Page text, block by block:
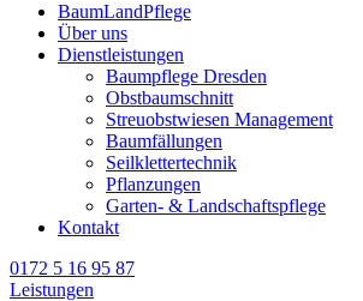
BaumLandPflege
Über uns
Dienstleistungen
Baumpflege Dresden
Obstbaumschnitt
Streuobstwiesen Management
Baumfällungen
Seilklettertechnik
Pflanzungen
Garten- & Landschaftspflege
Kontakt
0172 5 16 95 87
Leistungen